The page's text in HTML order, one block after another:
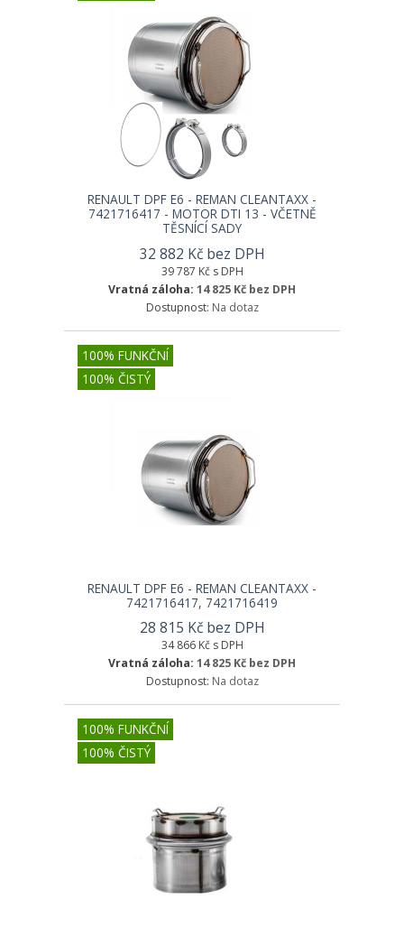
RENAULT DPF E6 - REMAN CLEANTAXX -
7421716417 - MOTOR DTI 13 - VČETNĚ
TĚSNÍCÍ SADY
32 882 Kč bez DPH
39 787 Kč s DPH
Vratná záloha: 14 825 Kč bez DPH
Dostupnost: Na dotaz
100% FUNKČNÍ
100% ČISTÝ
RENAULT DPF E6 - REMAN CLEANTAXX -
7421716417, 7421716419
28 815 Kč bez DPH
34 866 Kč s DPH
Vratná záloha: 14 825 Kč bez DPH
Dostupnost: Na dotaz
100% FUNKČNÍ
100% ČISTÝ